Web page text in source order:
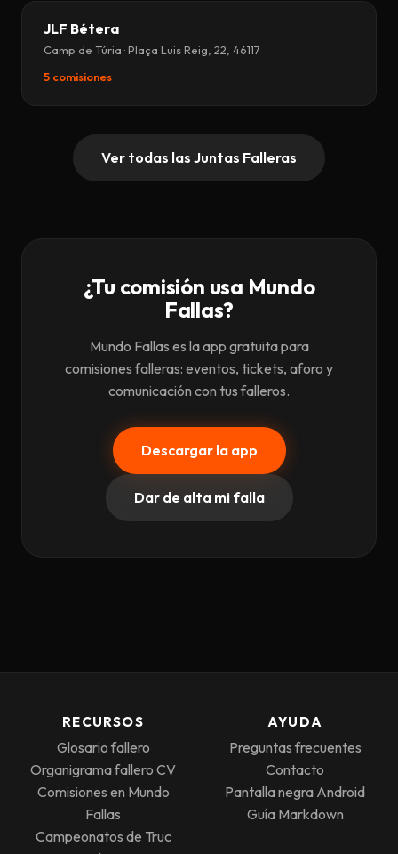
JLF Bétera
Camp de Túria · Plaça Luis Reig, 22, 46117
5 comisiones
Ver todas las Juntas Falleras
¿Tu comisión usa Mundo
Fallas?
Mundo Fallas es la app gratuita para
comisiones falleras: eventos, tickets, aforo y
comunicación con tus falleros.
Descargar la app
Dar de alta mi falla
RECURSOS
Glosario fallero
Organigrama fallero CV
Comisiones en Mundo
Fallas
Campeonatos de Truc
AYUDA
Preguntas frecuentes
Contacto
Pantalla negra Android
Guía Markdown